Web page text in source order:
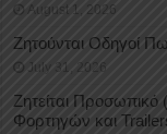
August 1, 2026
Ζητούνται Οδηγοί
July 31, 2026
Ζητείται
Φορτηγών και